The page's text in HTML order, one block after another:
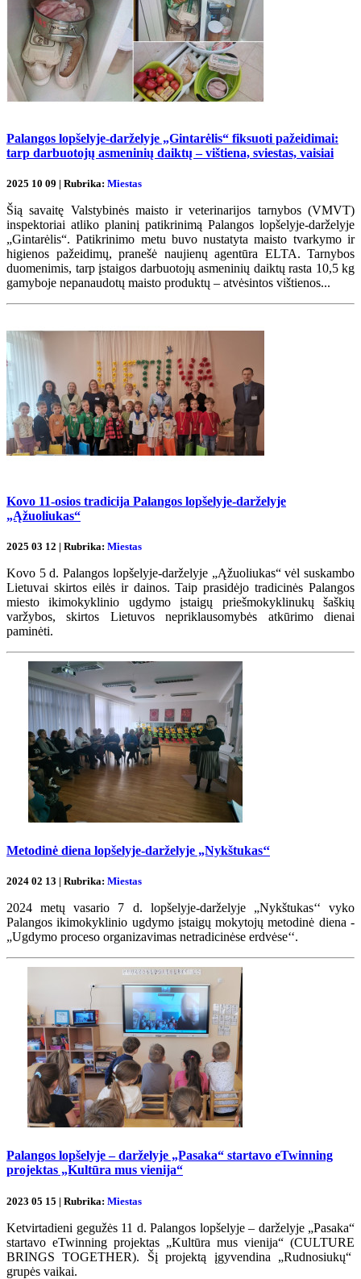
Palangos lopšelyje-darželyje „Gintarėlis“ fiksuoti pažeidimai:
tarp darbuotojų asmeninių daiktų – vištiena, sviestas, vaisiai
2025 10 09 | Rubrika: Miestas
Šią savaitę Valstybinės maisto ir veterinarijos tarnybos (VMVT)
inspektoriai atliko planinį patikrinimą Palangos lopšelyje-darželyje
„Gintarėlis“. Patikrinimo metu buvo nustatyta maisto tvarkymo ir
higienos pažeidimų, pranešė naujienų agentūra ELTA. Tarnybos
duomenimis, tarp įstaigos darbuotojų asmeninių daiktų rasta 10,5 kg
gamyboje nepanaudotų maisto produktų – atvėsintos vištienos...
Kovo 11-osios tradicija Palangos lopšelyje-darželyje
„Ąžuoliukas“
2025 03 12 | Rubrika: Miestas
Kovo 5 d. Palangos lopšelyje-darželyje „Ąžuoliukas“ vėl suskambo
Lietuvai skirtos eilės ir dainos. Taip prasidėjo tradicinės Palangos
miesto ikimokyklinio ugdymo įstaigų priešmokyklinukų šaškių
varžybos, skirtos Lietuvos nepriklausomybės atkūrimo dienai
paminėti.
Metodinė diena lopšelyje-darželyje „Nykštukas‘‘
2024 02 13 | Rubrika: Miestas
2024 metų vasario 7 d. lopšelyje-darželyje „Nykštukas‘‘ vyko
Palangos ikimokyklinio ugdymo įstaigų mokytojų metodinė diena -
„Ugdymo proceso organizavimas netradicinėse erdvėse‘‘.
Palangos lopšelyje – darželyje „Pasaka“ startavo eTwinning
projektas „Kultūra mus vienija“
2023 05 15 | Rubrika: Miestas
Ketvirtadieni gegužės 11 d. Palangos lopšelyje – darželyje „Pasaka“
startavo eTwinning projektas „Kultūra mus vienija“ (CULTURE
BRINGS TOGETHER). Šį projektą įgyvendina „Rudnosiukų“
grupės vaikai.